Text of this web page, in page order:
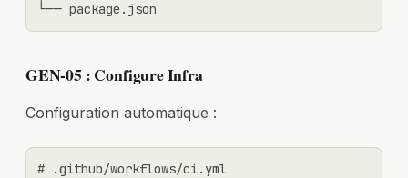
└── package.json
GEN-05 : Configure Infra
Configuration automatique :
# .github/workflows/ci.yml